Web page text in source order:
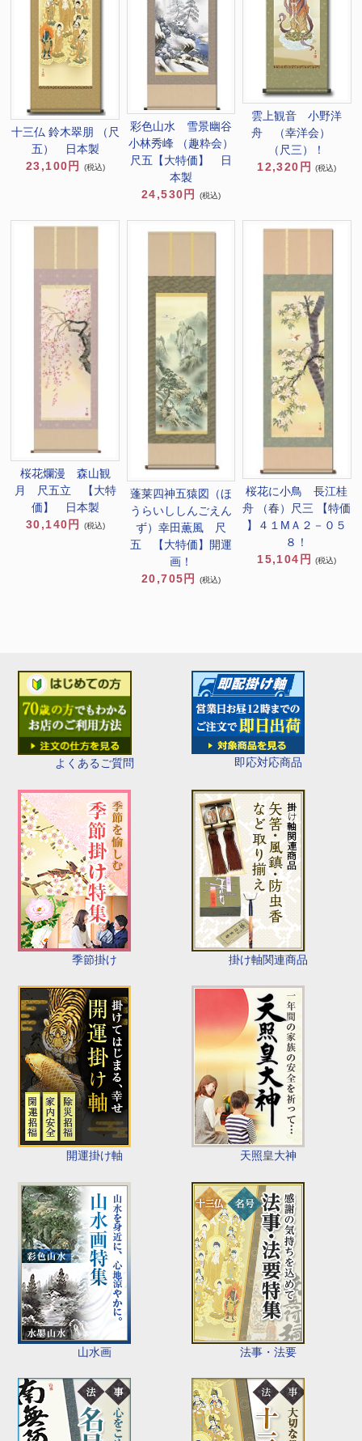
よくあるご質問 即応対応商品
季節掛け 掛け軸関連商品
開運掛け軸 天照皇大神
山水画 法事・法要
十三仏 鈴木翠朋 （尺
五） 日本製
23,100円
(税込)
彩色山水 雪景幽谷
小林秀峰 （趣粋会）
尺五【大特価】 日
本製
24,530円
(税込)
雲上観音 小野洋
舟 （幸洋会）
（尺三）！
12,320円
(税込)
桜花爛漫 森山観
月 尺五立 【大特
価】 日本製
30,140円
(税込)
蓬莱四神五猿図（ほ
うらいししんごえん
ず）幸田薫風 尺
五 【大特価】開運
画！
20,705円
(税込)
桜花に小鳥 長江桂
舟 （春）尺三 【特価
】４１MＡ２－０５
８！
15,104円
(税込)